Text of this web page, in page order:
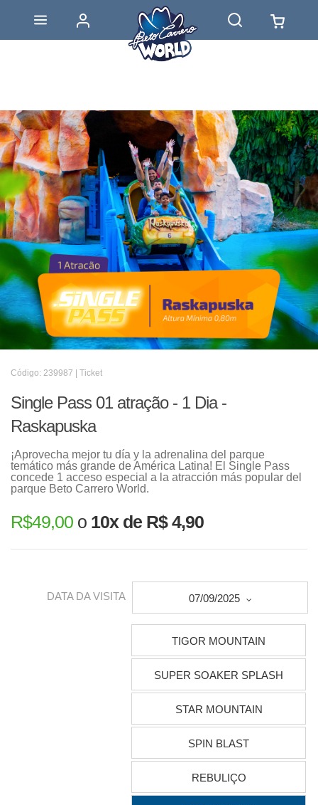
Código: 239987 | Ticket
Single Pass 01 atração - 1 Dia -
Raskapuska
¡Aprovecha mejor tu día y la adrenalina del parque
temático más grande de América Latina! El Single Pass
concede 1 acceso especial a la atracción más popular del
parque Beto Carrero World.
R$49,00 o 10x de R$ 4,90
DATA DA VISITA 07/09/2025
TIGOR MOUNTAIN
SUPER SOAKER SPLASH
STAR MOUNTAIN
SPIN BLAST
REBULIÇO